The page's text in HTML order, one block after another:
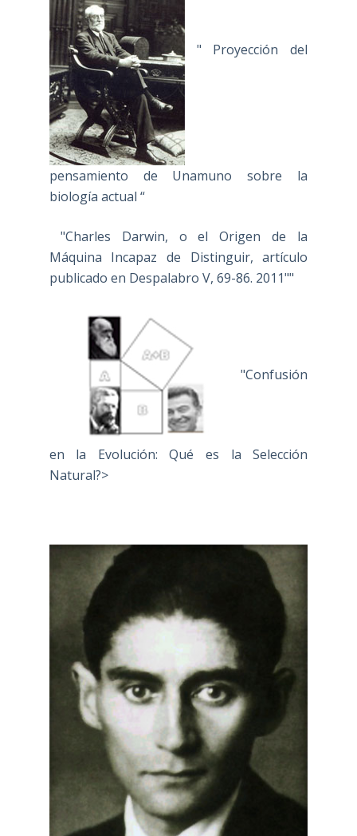
" Proyección del
pensamiento de Unamuno sobre la
biología actual “
"Charles Darwin, o el Origen de la
Máquina Incapaz de Distinguir, artículo
publicado en Despalabro V, 69-86. 2011""
"Confusión
en la Evolución: Qué es la Selección
Natural?>